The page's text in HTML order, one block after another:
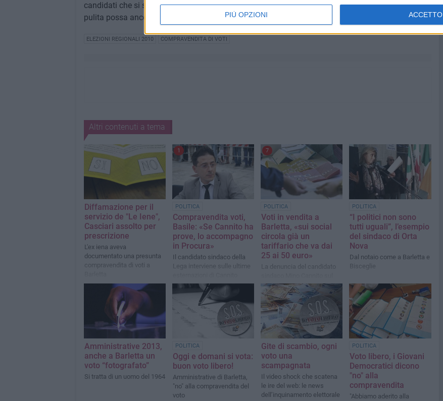
PIÙ OPZIONI ACCETTO
candidati che si sono comportati in maniera onesta ed integerrima, credendo che una politica
pulita possa ancora esistere. Stimata procura di Trani, ora la verità la vogliamo veramente tutti».
ELEZIONI REGIONALI 2010 COMPRAVENDITA DI VOTI
Altri contenuti a tema
Diffamazione per il
servizio de "Le Iene",
Casciari assolto per
prescrizione
L'ex iena aveva
documentato una presunta
compravendita di voti a
1
POLITICA
Compravendita voti,
Basile: «Se Cannito ha
prove, lo accompagno
in Procura»
Il candidato sindaco della
Lega interviene sulle ultime
7
POLITICA
Voti in vendita a
Barletta, «sui social
circola già un
tariffario che va dai
25 ai 50 euro»
La denuncia del candidato
fenomeno della
compravendita del voto
POLITICA
“I politici non sono
tutti uguali”, l’esempio
del sindaco di Orta
Nova
Dal notaio come a Barletta e
Bisceglie
Amministrative 2013,
anche a Barletta un
voto “fotografato”
Si tratta di un uomo del 1964
POLITICA
Oggi e domani si vota:
buon voto libero!
Amministrative di Barletta,
"no" alla compravendita del
voto
Gite di scambio, ogni
voto una
scampagnata
Il video shock che scatena
le ire del web: le news
dell’inquinamento elettorale
POLITICA
Voto libero, i Giovani
Democratici dicono
"no" alla
compravendita
"Abbiamo aderito alla